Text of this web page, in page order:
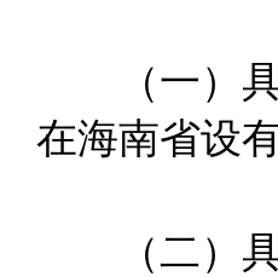
（一）具
在海南省设
（二）具